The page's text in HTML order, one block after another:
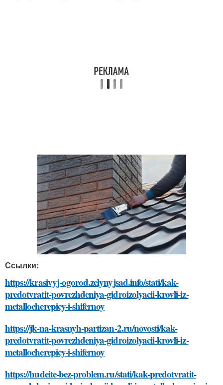
Ссылки:
https://krasivyj-ogorod.zelynyjsad.info/stati/kak-
predotvratit-povrezhdeniya-gidroizolyacii-krovli-iz-
metallocherepicy-i-shifernoy
https://jk-na-krasnyh-partizan-2.ru/novosti/kak-
predotvratit-povrezhdeniya-gidroizolyacii-krovli-iz-
metallocherepicy-i-shifernoy
https://hudeite-bez-problem.ru/stati/kak-predotvratit-